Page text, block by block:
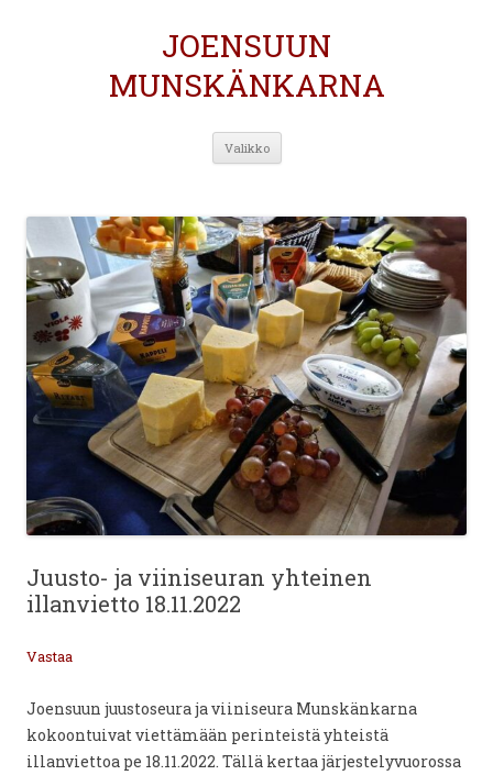
JOENSUUN
MUNSKÄNKARNA
Valikko Siirry
Juusto- ja viiniseuran yhteinen
illanvietto 18.11.2022
Vastaa
Joensuun juustoseura ja viiniseura Munskänkarna
kokoontuivat viettämään perinteistä yhteistä
illanviettoa pe 18.11.2022. Tällä kertaa järjestelyvuorossa